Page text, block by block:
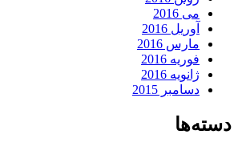
می 2016
آوریل 2016
مارس 2016
فوریه 2016
ژانویه 2016
دسامبر 2015
دسته‌ها